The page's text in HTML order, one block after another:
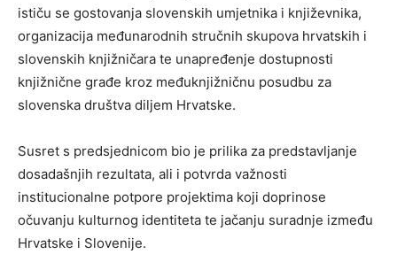
ističu se gostovanja slovenskih umjetnika i književnika,
organizacija međunarodnih stručnih skupova hrvatskih i
slovenskih knjižničara te unapređenje dostupnosti
knjižnične građe kroz međuknjižničnu posudbu za
slovenska društva diljem Hrvatske.
Susret s predsjednicom bio je prilika za predstavljanje
dosadašnjih rezultata, ali i potvrda važnosti
institucionalne potpore projektima koji doprinose
očuvanju kulturnog identiteta te jačanju suradnje između
Hrvatske i Slovenije.